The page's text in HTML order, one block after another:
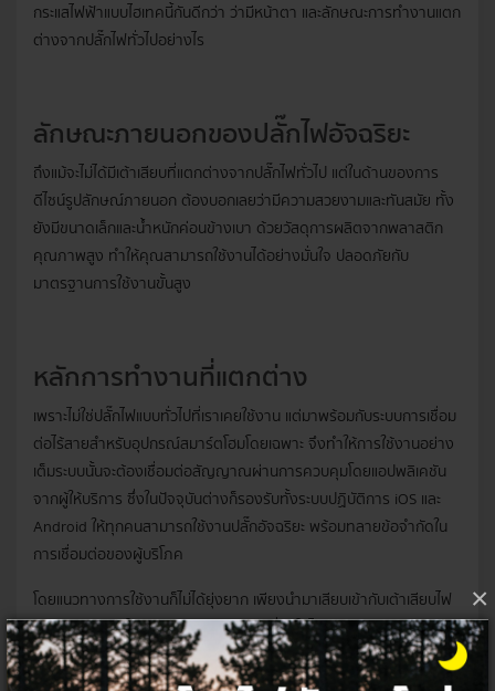
×
กระแสไฟฟ้าแบบไฮเทคนี้กันดีกว่า ว่ามีหน้าตา และลักษณะการทำงานแตก
ต่างจากปลั๊กไฟทั่วไปอย่างไร
ลักษณะภายนอกของปลั๊กไฟอัจฉริยะ
ถึงแม้จะไม่ได้มีเต้าเสียบที่แตกต่างจากปลั๊กไฟทั่วไป แต่ในด้านของการ
ดีไซน์รูปลักษณ์ภายนอก ต้องบอกเลยว่ามีความสวยงามและทันสมัย ทั้ง
ยังมีขนาดเล็กและน้ำหนักค่อนข้างเบา ด้วยวัสดุการผลิตจากพลาสติก
คุณภาพสูง ทำให้คุณสามารถใช้งานได้อย่างมั่นใจ ปลอดภัยกับ
มาตรฐานการใช้งานขั้นสูง
หลักการทำงานที่แตกต่าง
เพราะไม่ใช่ปลั๊กไฟแบบทั่วไปที่เราเคยใช้งาน แต่มาพร้อมกับระบบการเชื่อม
ต่อไร้สายสำหรับอุปกรณ์สมาร์ตโฮมโดยเฉพาะ จึงทำให้การใช้งานอย่าง
เต็มระบบนั้นจะต้องเชื่อมต่อสัญญาณผ่านการควบคุมโดยแอปพลิเคชัน
จากผู้ให้บริการ ซึ่งในปัจจุบันต่างก็รองรับทั้งระบบปฏิบัติการ iOS และ
Android ให้ทุกคนสามารถใช้งานปลั๊กอัจฉริยะ พร้อมทลายข้อจำกัดใน
การเชื่อมต่อของผู้บริโภค
โดยแนวทางการใช้งานก็ไม่ได้ยุ่งยาก เพียงนำมาเสียบเข้ากับเต้าเสียบไฟ
ของบ้าน พร้อมใช้เป็นตัวกลางระหว่างเครื่องใช้ไฟฟ้า และการควบคุม
ผ่านอุปกรณ์ที่เชื่อมต่ออย่างสมาร์ตโฟน และแท็บเล็ต เพียงเท่านี้ก็จะ
สามารถควบคุมทุกฟังก์ชันได้อย่างอิสระ ไม่ว่าจะยู่ที่ไหนก็พร้อมอำนวย